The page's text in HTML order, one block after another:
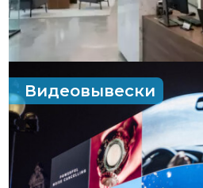
Видеовывески